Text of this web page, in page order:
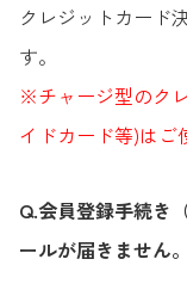
クレジットカード
す。
※チャージ型のク
イドカード等)はご
Q.会員登録手続き
ールが届きません。